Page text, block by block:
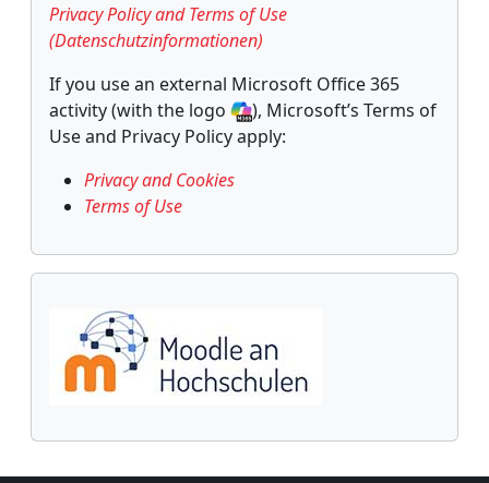
Privacy Policy and Terms of Use
(Datenschutzinformationen)
If you use an external Microsoft Office 365
activity (with the logo
), Microsoft’s Terms of
Use and Privacy Policy apply:
Privacy and Cookies
Terms of Use